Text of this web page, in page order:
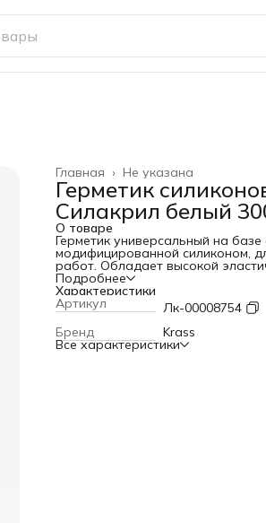
Не указана
Главная ›
Герметик
Силакрил белый
О товаре
Герметик универсальный на
модифицированной силиконом,
работ. Обладает высокой
как силиконы, может
Подробнее
Характеристики
Артикул
Лк-00008754
Бренд
Krass
Все характеристики